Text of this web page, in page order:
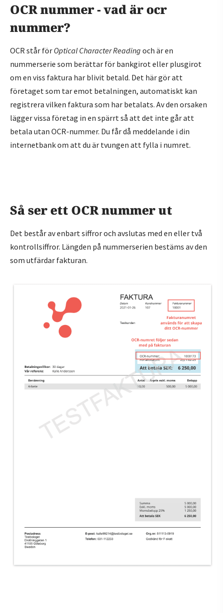
OCR nummer - vad är ocr
nummer?
OCR står för Optical Character Reading och är en
nummerserie som berättar för bankgirot eller plusgirot
om en viss faktura har blivit betald. Det här gör att
företaget som tar emot betalningen, automatiskt kan
registrera vilken faktura som har betalats. Av den orsaken
lägger vissa företag in en spärrt så att det inte går att
betala utan OCR-nummer. Du får då meddelande i din
internetbank om att du är tvungen att fylla i numret.
Så ser ett OCR nummer ut
Det består av enbart siffror och avslutas med en eller två
kontrollsiffror. Längden på nummerserien bestäms av den
som utfärdar fakturan.